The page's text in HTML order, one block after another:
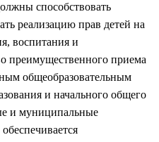
способствовать
реализацию прав детей на
воспитания и
преимущественного приема
общеобразовательным
и начального общего
и муниципальные